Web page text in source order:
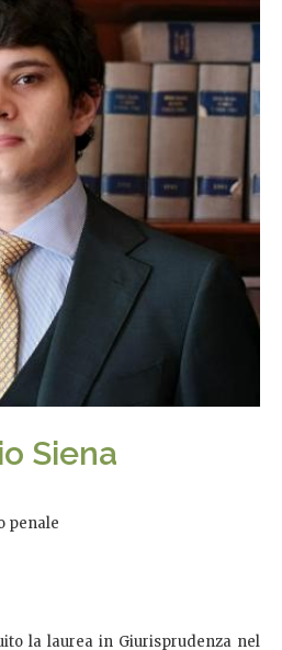
Siena
penale
la laurea in Giurisprudenza nel